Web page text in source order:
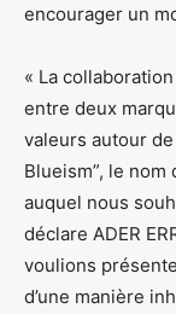
encourager un
« La
entre deux
valeurs autour
Blueism”, le
auquel nous
déclare ADER
voulions
d’une manière